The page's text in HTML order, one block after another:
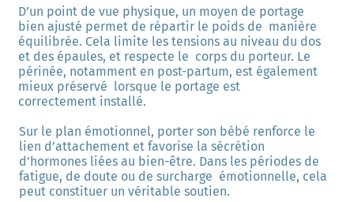
D’un point de vue physique, un moyen de portage
bien ajusté permet de répartir le poids de  manière
équilibrée. Cela limite les tensions au niveau du dos
et des épaules, et respecte le  corps du porteur. Le
périnée, notamment en post-partum, est également
mieux préservé  lorsque le portage est
correctement installé.
Sur le plan émotionnel, porter son bébé renforce le
lien d’attachement et favorise la sécrétion
d’hormones liées au bien-être. Dans les périodes de
fatigue, de doute ou de surcharge  émotionnelle, cela
peut constituer un véritable soutien.